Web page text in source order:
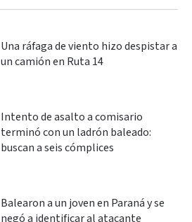
Una ráfaga de viento hizo despistar a
un camión en Ruta 14
Intento de asalto a comisario
terminó con un ladrón baleado:
buscan a seis cómplices
Balearon a un joven en Paraná y se
negó a identificar al atacante